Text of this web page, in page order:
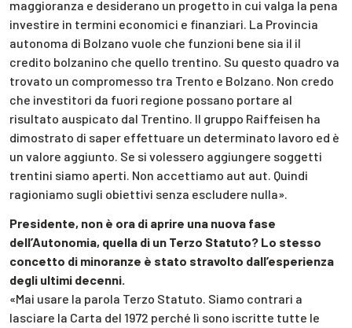
maggioranza e desiderano un progetto in cui valga la pena
investire in termini economici e finanziari. La Provincia
autonoma di Bolzano vuole che funzioni bene sia il il
credito bolzanino che quello trentino. Su questo quadro va
trovato un compromesso tra Trento e Bolzano. Non credo
che investitori da fuori regione possano portare al
risultato auspicato dal Trentino. Il gruppo Raiffeisen ha
dimostrato di saper effettuare un determinato lavoro ed è
un valore aggiunto. Se si volessero aggiungere soggetti
trentini siamo aperti. Non accettiamo aut aut. Quindi
ragioniamo sugli obiettivi senza escludere nulla».
Presidente, non è ora di aprire una nuova fase
dell’Autonomia, quella di un Terzo Statuto? Lo stesso
concetto di minoranze è stato stravolto dall’esperienza
degli ultimi decenni.
«Mai usare la parola Terzo Statuto. Siamo contrari a
lasciare la Carta del 1972 perché lì sono iscritte tutte le